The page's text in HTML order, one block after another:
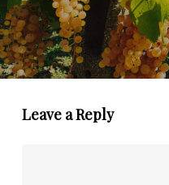
Leave a Reply